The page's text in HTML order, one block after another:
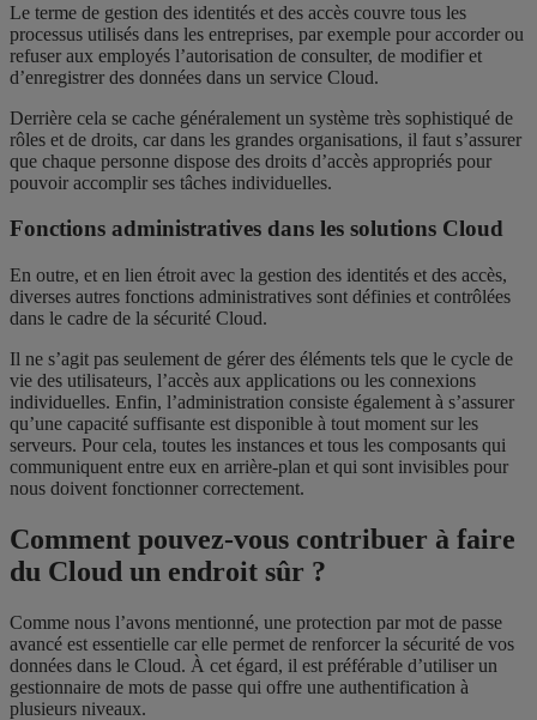
Le terme de gestion des identités et des accès couvre tous les
processus utilisés dans les entreprises, par exemple pour accorder ou
refuser aux employés l’autorisation de consulter, de modifier et
d’enregistrer des données dans un service Cloud.
Derrière cela se cache généralement un système très sophistiqué de
rôles et de droits, car dans les grandes organisations, il faut s’assurer
que chaque personne dispose des droits d’accès appropriés pour
pouvoir accomplir ses tâches individuelles.
Fonctions administratives dans les solutions Cloud
En outre, et en lien étroit avec la gestion des identités et des accès,
diverses autres fonctions administratives sont définies et contrôlées
dans le cadre de la sécurité Cloud.
Il ne s’agit pas seulement de gérer des éléments tels que le cycle de
vie des utilisateurs, l’accès aux applications ou les connexions
individuelles. Enfin, l’administration consiste également à s’assurer
qu’une capacité suffisante est disponible à tout moment sur les
serveurs. Pour cela, toutes les instances et tous les composants qui
communiquent entre eux en arrière-plan et qui sont invisibles pour
nous doivent fonctionner correctement.
Comment pouvez-vous contribuer à faire
du Cloud un endroit sûr ?
Comme nous l’avons mentionné, une protection par mot de passe
avancé est essentielle car elle permet de renforcer la sécurité de vos
données dans le Cloud. À cet égard, il est préférable d’utiliser un
gestionnaire de mots de passe qui offre une authentification à
plusieurs niveaux.